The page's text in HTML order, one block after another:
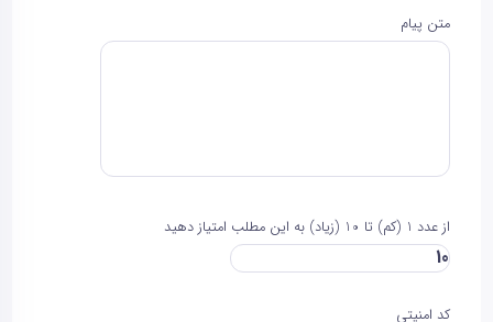
متن پیام
از عدد 1 (کم) تا 10 (زیاد) به این مطلب امتیاز دهید
کد امنیتی